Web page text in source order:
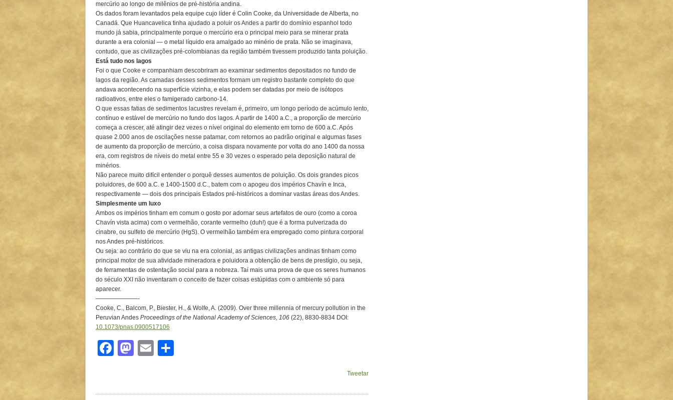
mercúrio ao longo de milênios de pré-história andina.
Os dados foram levantados pela equipe cujo líder é Colin Cooke, da Universidade de Alberta, no
Canadá. Que Huancavelica tinha ajudado a poluir os Andes a partir do domínio espanhol todo
mundo já sabia, principalmente porque o mercúrio era o principal meio para se minerar prata
durante a era colonial — o metal líquido era amalgado ao minério de prata. Não se imaginava,
contudo, que as civilizações pré-colombianas da região também tivessem produzido tanta poluição.
Está tudo nos lagos
Foi o que Cooke e companhiam descobriram ao examinar sedimentos depositados no fundo de
lagos da região. As camadas desses sedimentos formam um registro bastante completo do que
andava acontecendo na superfície vizinha, e elas podem ser datadas por meio de isótopos
radioativos, entre eles o famigerado carbono-14.
O que essas fatias de sedimentos lacustres revelam é, primeiro, um longo período de acúmulo lento,
contínuo e estável de mercúrio no fundo dos lagos. A partir de 1400 a.C., a proporção de mercúrio
começa a crescer, até atingir dez vezes o nível original do elemento em torno de 600 a.C. Após
quase 2.000 anos de oscilações nesse patamar, com retornos ao padrão original e algumas fases
de aumento da proporção de mercúrio, a coisa dispara novamente por volta do ano 1400 da nossa
era, com registros de níveis do metal entre 55 e 30 vezes o esperado pela deposição natural de
minérios.
Não parece muito difícil entender o porquê desses aumentos de poluição. Os dois grandes picos
poluidores, de 600 a.C. e 1400-1500 d.C., batem com o apogeu dos impérios Chavín e Inca,
respectivamente — dois dos principais Estados pré-históricos a dominar vastas áreas dos Andes.
Simplesmente um luxo
Ambos os impérios tinham em comum o gosto por adornar seus artefatos de ouro (como a coroa
Chavín vista acima) com o vermelhão, corante vermelho (duh!) que é a forma pulverizada do
cinabre, ou sulfeto de mercúrio (HgS). O vermelhão também era empregado como pintura corporal
nos Andes pré-históricos.
Ou seja: ao contrário do que se viu na era colonial, as antigas civilizações andinas tinham como
principal motor de sua atividade mineradora e poluidora a obtenção de bens de prestígio, ou seja,
de ferramentas de ostentação social para a nobreza. Taí mais uma prova de que os seres humanos
do século XXI não inventaram o conceito de fazer coisas estúpidas com o ambiente só para
aparecer.
———————-
Cooke, C., Balcom, P., Biester, H., & Wolfe, A. (2009). Over three millennia of mercury pollution in the
Peruvian Andes Proceedings of the National Academy of Sciences, 106 (22), 8830-8834 DOI:
10.1073/pnas.0900517106
Facebook
Mastodon
Email
Tweetar